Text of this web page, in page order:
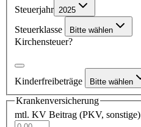
Steuerjahr 2025
Steuerklasse Bitte wählen
Kirchensteuer?
Kinderfreibeträge Bitte wählen
Krankenversicherung
mtl. KV Beitrag (PKV, sonstige)